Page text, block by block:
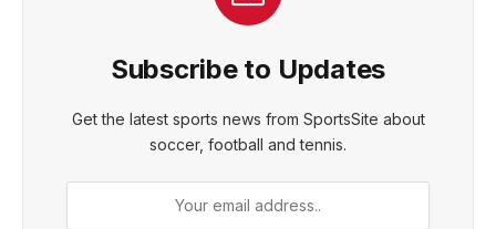
Subscribe to Updates
Get the latest sports news from SportsSite about
soccer, football and tennis.